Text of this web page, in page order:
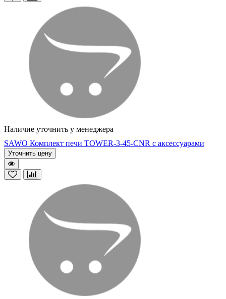
Наличие уточнить у менеджера
SAWO Комплект печи TOWER-3-45-CNR с аксессуарами
Уточнить цену